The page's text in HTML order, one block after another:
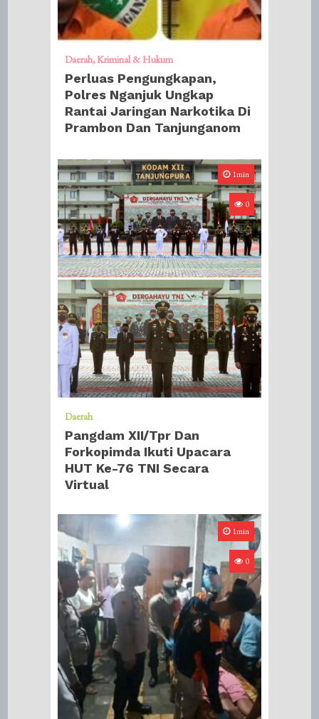
Daerah Kriminal & Hukum
Perluas Pengungkapan,
Polres Nganjuk Ungkap
Rantai Jaringan Narkotika Di
Prambon Dan Tanjunganom
1min
0
Daerah
Pangdam XII/Tpr Dan
Forkopimda Ikuti Upacara
HUT Ke-76 TNI Secara
Virtual
1min
0